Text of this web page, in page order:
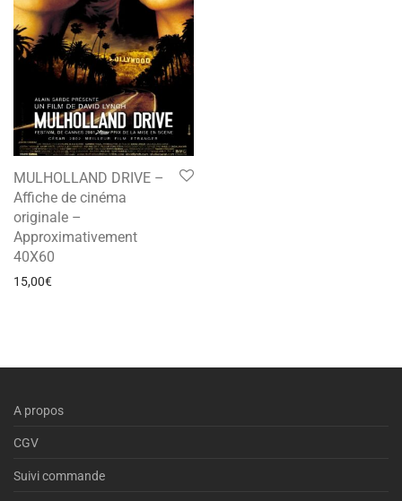
MULHOLLAND DRIVE –
Affiche de cinéma
originale –
Approximativement
40X60
15,00€
A propos
CGV
Suivi commande